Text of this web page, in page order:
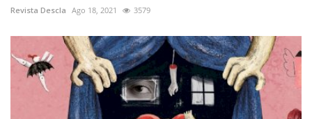
Revista Descla Ago 18, 2021 3579